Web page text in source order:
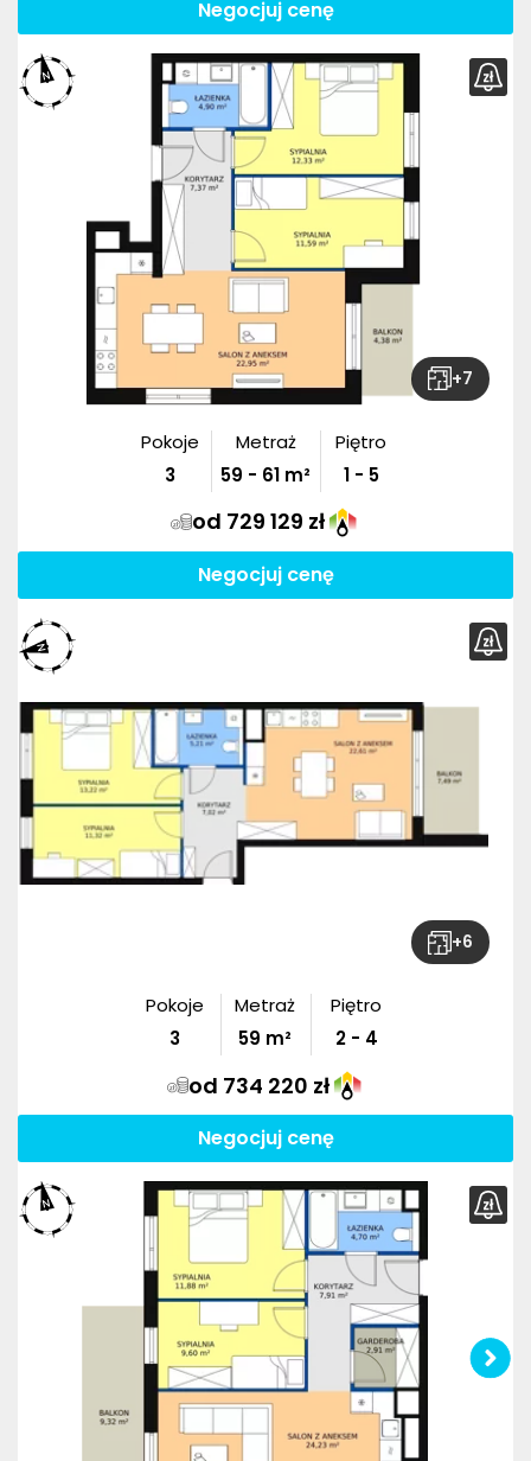
Negocjuj cenę
+7
Pokoje
3
Metraż
59 - 61 m²
Piętro
1 - 5
od 729 129 zł
Negocjuj cenę
+6
Pokoje
3
Metraż
59 m²
Piętro
2 - 4
od 734 220 zł
Negocjuj cenę